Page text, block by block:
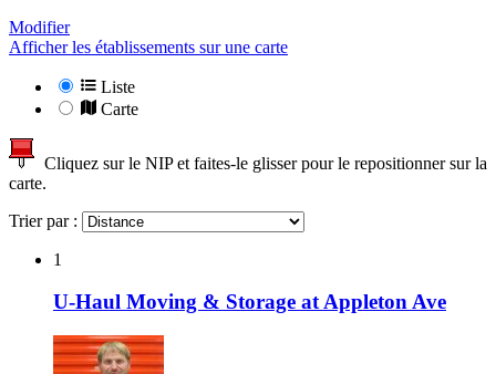
Modifier
Afficher les établissements sur une carte
Liste
Carte
Cliquez sur le NIP et faites-le glisser pour le repositionner sur la
carte.
Trier par :
1
U-Haul Moving & Storage at Appleton Ave